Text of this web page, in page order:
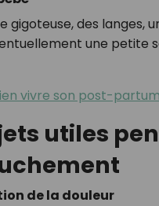
gigoteuse, des langes,
une petite
vivre son post-
utiles
de la douleur